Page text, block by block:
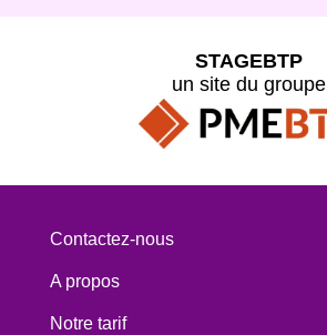
STAGEBTP
un site du groupe
Contactez-nous
A propos
Notre tarif